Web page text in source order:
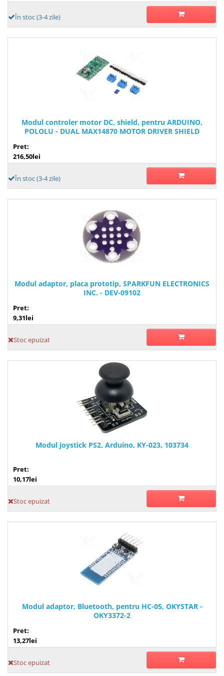
În stoc (3-4 zile)
Modul controler motor DC, shield, pentru ARDUINO,
POLOLU - DUAL MAX14870 MOTOR DRIVER SHIELD
Pret:
216,50lei
În stoc (3-4 zile)
Modul adaptor, placa prototip, SPARKFUN ELECTRONICS
INC. - DEV-09102
Pret:
9,31lei
Stoc epuizat
Modul joystick PS2, Arduino, KY-023, 103734
Pret:
10,17lei
Stoc epuizat
Modul adaptor, Bluetooth, pentru HC-05, OKYSTAR -
OKY3372-2
Pret:
13,27lei
Stoc epuizat